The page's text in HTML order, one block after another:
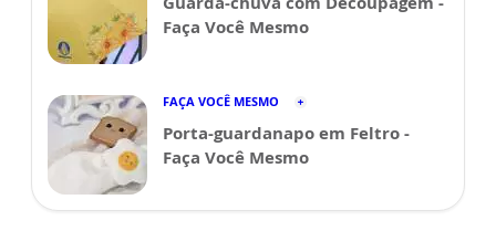
Faça Você Mesmo
FAÇA VOCÊ MESMO
Porta-guardanapo em Feltro -
Faça Você Mesmo